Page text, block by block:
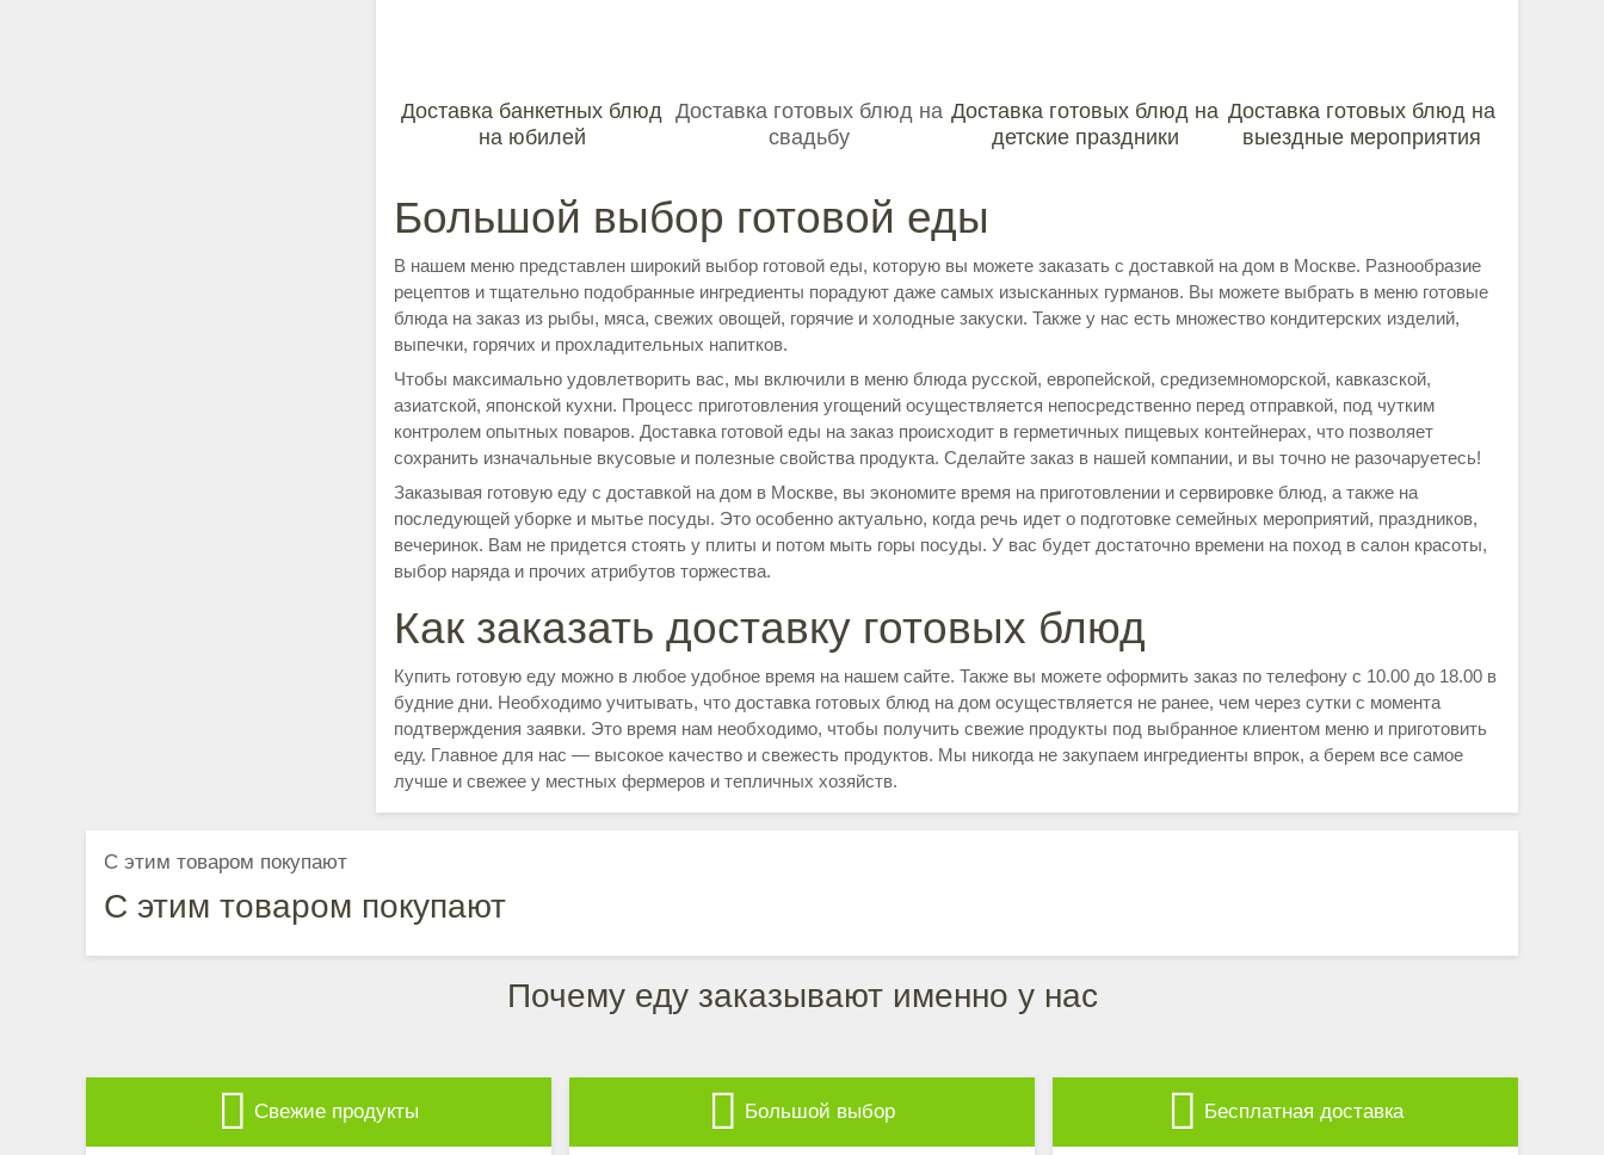
Доставка банкетных блюд
на юбилей
Доставка готовых блюд на
свадьбу
Доставка готовых блюд на
детские праздники
Доставка готовых блюд на
выездные мероприятия
Большой выбор готовой еды
В нашем меню представлен широкий выбор готовой еды, которую вы можете заказать с доставкой на дом в Москве. Разнообразие
рецептов и тщательно подобранные ингредиенты порадуют даже самых изысканных гурманов. Вы можете выбрать в меню готовые
блюда на заказ из рыбы, мяса, свежих овощей, горячие и холодные закуски. Также у нас есть множество кондитерских изделий,
выпечки, горячих и прохладительных напитков.
Чтобы максимально удовлетворить вас, мы включили в меню блюда русской, европейской, средиземноморской, кавказской,
азиатской, японской кухни. Процесс приготовления угощений осуществляется непосредственно перед отправкой, под чутким
контролем опытных поваров. Доставка готовой еды на заказ происходит в герметичных пищевых контейнерах, что позволяет
сохранить изначальные вкусовые и полезные свойства продукта. Сделайте заказ в нашей компании, и вы точно не разочаруетесь!
Заказывая готовую еду с доставкой на дом в Москве, вы экономите время на приготовлении и сервировке блюд, а также на
последующей уборке и мытье посуды. Это особенно актуально, когда речь идет о подготовке семейных мероприятий, праздников,
вечеринок. Вам не придется стоять у плиты и потом мыть горы посуды. У вас будет достаточно времени на поход в салон красоты,
выбор наряда и прочих атрибутов торжества.
Как заказать доставку готовых блюд
Купить готовую еду можно в любое удобное время на нашем сайте. Также вы можете оформить заказ по телефону с 10.00 до 18.00 в
будние дни. Необходимо учитывать, что доставка готовых блюд на дом осуществляется не ранее, чем через сутки с момента
подтверждения заявки. Это время нам необходимо, чтобы получить свежие продукты под выбранное клиентом меню и приготовить
еду. Главное для нас — высокое качество и свежесть продуктов. Мы никогда не закупаем ингредиенты впрок, а берем все самое
лучше и свежее у местных фермеров и тепличных хозяйств.
С этим товаром покупают
С этим товаром покупают
Почему еду заказывают именно у нас
Свежие продукты Большой выбор Бесплатная доставка